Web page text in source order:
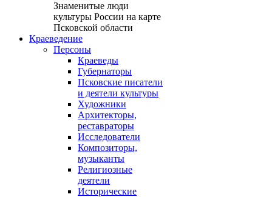
Знаменитые люди
культуры России на карте
Псковской области
Краеведение
Персоны
Краеведы
Губернаторы
Псковские писатели
и деятели культуры
Художники
Архитекторы,
реставраторы
Исследователи
Композиторы,
музыканты
Религиозные
деятели
Исторические